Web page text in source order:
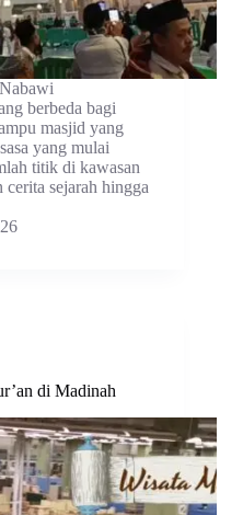
berbeda bagi
masjid yang
yang mulai
titik di kawasan
sejarah hingga
di Madinah